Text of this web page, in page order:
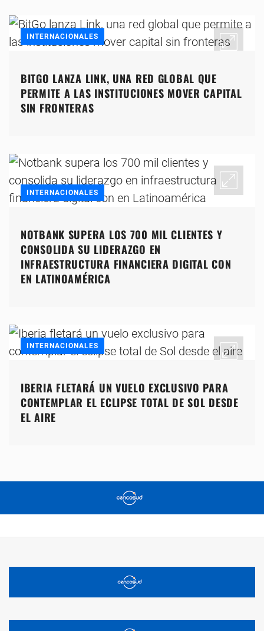
INTERNACIONALES
BITGO LANZA LINK, UNA RED GLOBAL QUE
PERMITE A LAS INSTITUCIONES MOVER CAPITAL
SIN FRONTERAS
INTERNACIONALES
NOTBANK SUPERA LOS 700 MIL CLIENTES Y
CONSOLIDA SU LIDERAZGO EN
INFRAESTRUCTURA FINANCIERA DIGITAL CON
EN LATINOAMÉRICA
INTERNACIONALES
IBERIA FLETARÁ UN VUELO EXCLUSIVO PARA
CONTEMPLAR EL ECLIPSE TOTAL DE SOL DESDE
EL AIRE